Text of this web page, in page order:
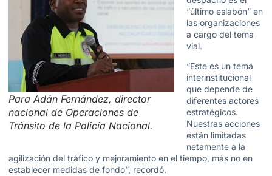
Para Adán Fernández, director
nacional de Operaciones de
Tránsito de la Policía Nacional.
“último eslabón” en
las organizaciones
a cargo del tema
vial.
“Este es un tema
interinstitucional
que depende de
diferentes actores
estratégicos.
Nuestras acciones
están limitadas
netamente a la
agilización del tráfico y mejoramiento en el tiempo, más no en
establecer medidas de fondo”, recordó.